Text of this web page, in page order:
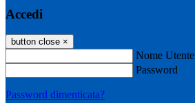
Accedi
button close ×
Nome Utente
Password
Password dimenticata?